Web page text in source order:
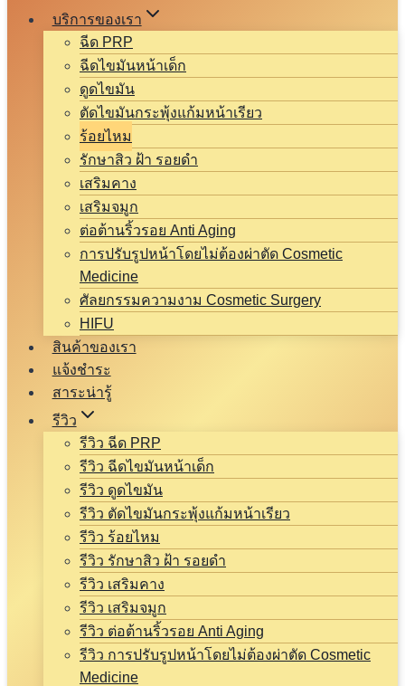
บริการของเรา
ฉีด PRP
ฉีดไขมันหน้าเด็ก
ดูดไขมัน
ตัดไขมันกระพุ้งแก้มหน้าเรียว
ร้อยไหม
รักษาสิว ฝ้า รอยดำ
เสริมคาง
เสริมจมูก
ต่อต้านริ้วรอย Anti Aging
การปรับรูปหน้าโดยไม่ต้องผ่าตัด Cosmetic
Medicine
ศัลยกรรมความงาม Cosmetic Surgery
HIFU
สินค้าของเรา
แจ้งชำระ
สาระน่ารู้
รีวิว
รีวิว ฉีด PRP
รีวิว ฉีดไขมันหน้าเด็ก
รีวิว ดูดไขมัน
รีวิว ตัดไขมันกระพุ้งแก้มหน้าเรียว
รีวิว ร้อยไหม
รีวิว รักษาสิว ฝ้า รอยดำ
รีวิว เสริมคาง
รีวิว เสริมจมูก
รีวิว ต่อต้านริ้วรอย Anti Aging
รีวิว การปรับรูปหน้าโดยไม่ต้องผ่าตัด Cosmetic
Medicine